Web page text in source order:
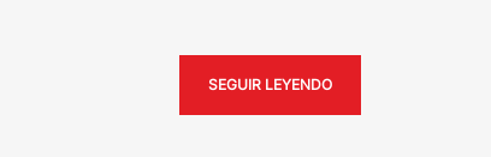
SEGUIR LEYENDO